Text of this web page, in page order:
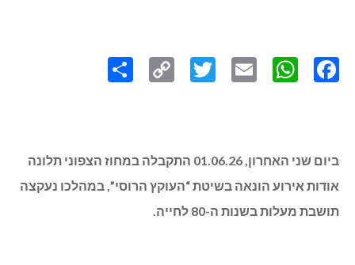
Link
ביום שני האחרון, 01.06.26 התקבלה במחוז הצפוני תלונה
אודות אירוע הונאה בשיטת “העוקץ הרוסי”, במהלכו נעקצה
תושבת מעלות בשנות ה-80 לחייה.